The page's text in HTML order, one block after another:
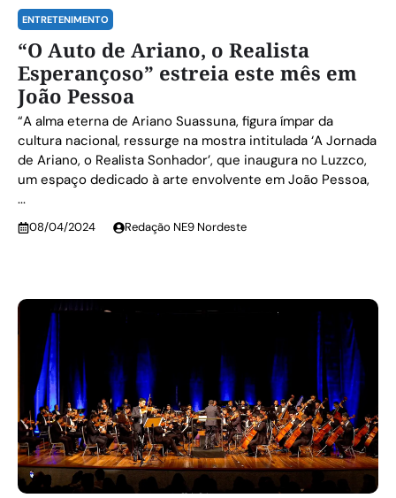
ENTRETENIMENTO
“O Auto de Ariano, o Realista
Esperançoso” estreia este mês em
João Pessoa
“A alma eterna de Ariano Suassuna, figura ímpar da
cultura nacional, ressurge na mostra intitulada ‘A Jornada
de Ariano, o Realista Sonhador’, que inaugura no Luzzco,
um espaço dedicado à arte envolvente em João Pessoa,
...
08/04/2024 Redação NE9 Nordeste